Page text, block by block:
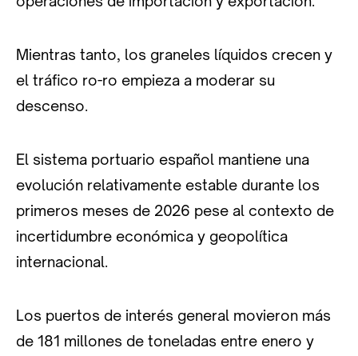
Mientras tanto, los graneles líquidos crecen y
el tráfico ro-ro empieza a moderar su
descenso.
El sistema portuario español mantiene una
evolución relativamente estable durante los
primeros meses de 2026 pese al contexto de
incertidumbre económica y geopolítica
internacional.
Los puertos de interés general movieron más
de 181 millones de toneladas entre enero y